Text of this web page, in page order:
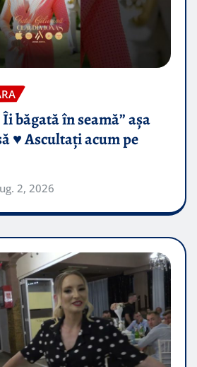
băgată în seamă” așa
♥️ Ascultați acum pe
2, 2026